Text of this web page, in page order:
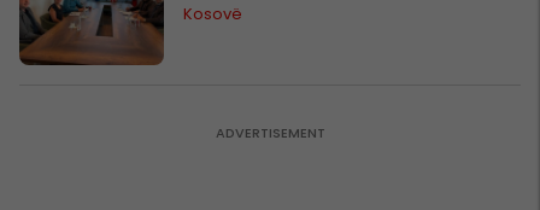
Kosovë